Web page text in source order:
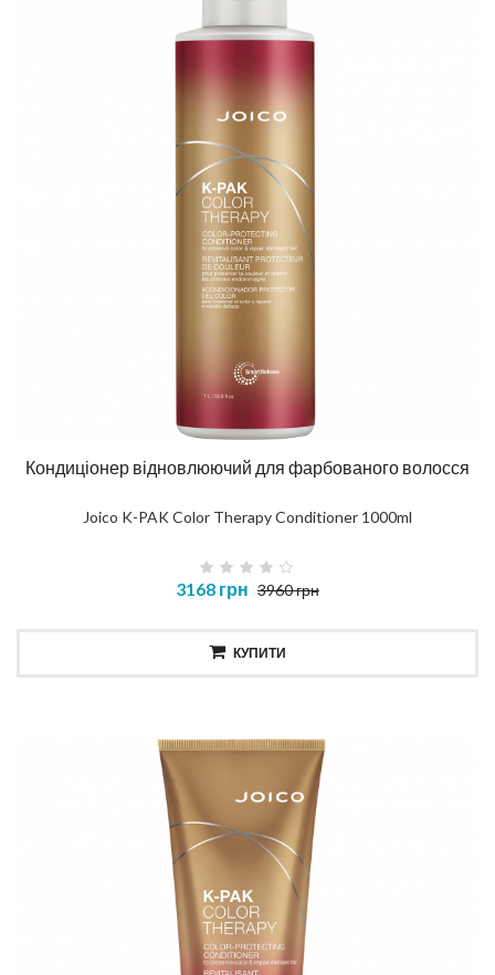
Кондиціонер відновлюючий для фарбованого волосся
Joico K-PAK Color Therapy Conditioner 1000ml
3168 грн 3960 грн
КУПИТИ